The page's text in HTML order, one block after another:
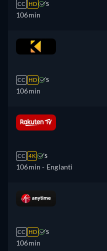
CC HD S
106min
CC HD S
106min
CC 4K S
106min - Englanti
CC HD S
106min